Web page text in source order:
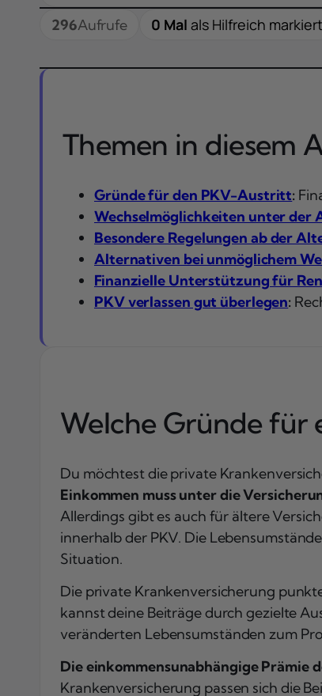
296Aufrufe 0 Malals Hilfreich markiert
Themen in diesem
Gründe für den PKV-Austritt:
Wechselmöglichkeiten unter der
Besondere Regelungen ab der
Alternativen bei unmöglichem
Finanzielle Unterstützung für
PKV verlassen gut überlegen:
Welche Gründe für
Du möchtest die private
Einkommen muss unter die
Allerdings gibt es auch für ältere
innerhalb der PKV. Die
Situation.
Die private Krankenversicherung
kannst deine Beiträge durch gezielte
veränderten Lebensumständen zum
Die einkommensunabhängige Prämie
Krankenversicherung passen sich die